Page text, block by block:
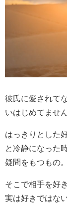
彼氏に愛されて
いはじめてませ
はっきりとした
と冷静になった
疑問をもつもの。
そこで相手を好
実は好きではな